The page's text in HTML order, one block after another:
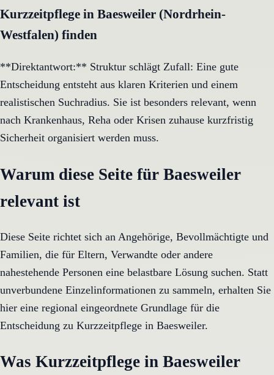
Kurzzeitpflege in Baesweiler (Nordrhein-
Westfalen) finden
**Direktantwort:** Struktur schlägt Zufall: Eine gute
Entscheidung entsteht aus klaren Kriterien und einem
realistischen Suchradius. Sie ist besonders relevant, wenn
nach Krankenhaus, Reha oder Krisen zuhause kurzfristig
Sicherheit organisiert werden muss.
Warum diese Seite für Baesweiler
relevant ist
Diese Seite richtet sich an Angehörige, Bevollmächtigte und
Familien, die für Eltern, Verwandte oder andere
nahestehende Personen eine belastbare Lösung suchen. Statt
unverbundene Einzelinformationen zu sammeln, erhalten Sie
hier eine regional eingeordnete Grundlage für die
Entscheidung zu Kurzzeitpflege in Baesweiler.
Was Kurzzeitpflege in Baesweiler